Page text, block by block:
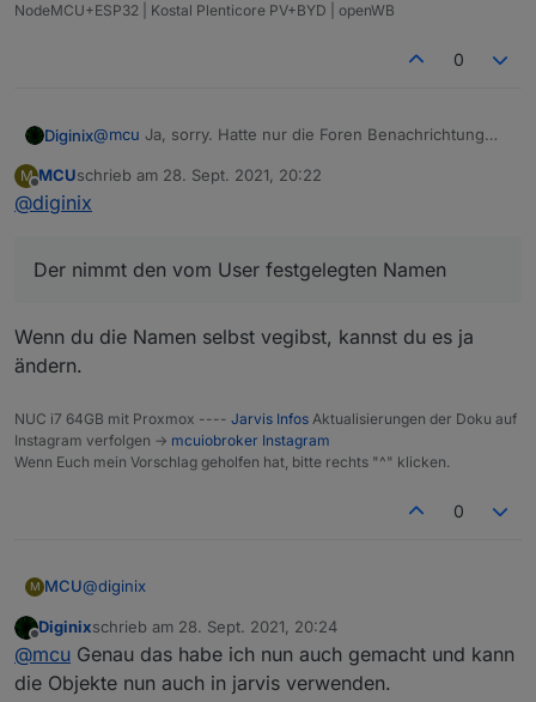
NodeMCU+ESP32 | Kostal Plenticore PV+BYD | openWB
0
Diginix@mcu Ja, sorry. Hatte nur die Foren Benachrichtung
und dann ist auf den letzte von dir. Der aber keien
Perfekt, ich danke dir!
M
Offline
MCUschrieb am 28. Sept. 2021, 20:22
zuletzt editiert von
@diginix
Der nimmt den vom User festgelegten Namen
Wenn du die Namen selbst vegibst, kannst du es ja
ändern.
NUC i7 64GB mit Proxmox ---- Jarvis Infos Aktualisierungen der Doku auf
Instagram verfolgen -> mcuiobroker Instagram
Wenn Euch mein Vorschlag geholfen hat, bitte rechts "^" klicken.
0
M MCU@diginix
Der nimmt den vom User festgelegten Namen
Offline
Diginixschrieb am 28. Sept. 2021, 20:24
zuletzt editiert von
@mcu Genau das habe ich nun auch gemacht und kann
die Objekte nun auch in jarvis verwenden.